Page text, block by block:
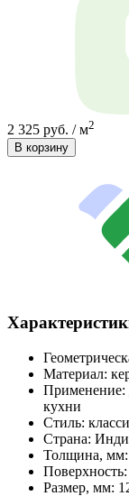
2 325 руб. / м2
В корзину
Материал:
Применение:
кухни
Стиль:
Страна:
Толщина, мм:
Поверхность:
Размер, мм: